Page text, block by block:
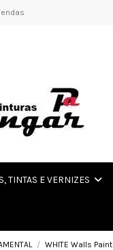
TINTAS E VERNIZES
WHITE Walls Paint